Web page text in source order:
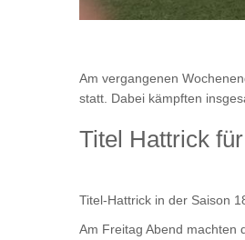
Am vergangenen
statt. Dabei kämpften
Titel Hattrick
Titel-Hattrick in der Saison
Am Freitag Abend machten